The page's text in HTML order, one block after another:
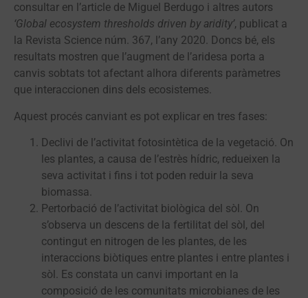
consultar en l’article de Miguel Berdugo i altres autors
‘Global ecosystem thresholds driven by aridity’, publicat a
la Revista Science núm. 367, l’any 2020. Doncs bé, els
resultats mostren que l’augment de l’aridesa porta a
canvis sobtats tot afectant alhora diferents paràmetres
que interaccionen dins dels ecosistemes.
Aquest procés canviant es pot explicar en tres fases:
Declivi de l’activitat fotosintètica de la vegetació. On
les plantes, a causa de l’estrès hídric, redueixen la
seva activitat i fins i tot poden reduir la seva
biomassa.
Pertorbació de l’activitat biològica del sòl. On
s’observa un descens de la fertilitat del sòl, del
contingut en nitrogen de les plantes, de les
interaccions biòtiques entre plantes i entre plantes i
sòl. Es constata un canvi important en la
composició de les comunitats microbianes de les